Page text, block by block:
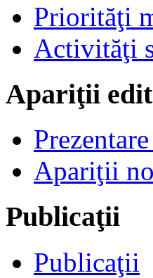
Priorităţi
Activităţi
Apariţii
Apariţii
Publicaţii
Publicaţii